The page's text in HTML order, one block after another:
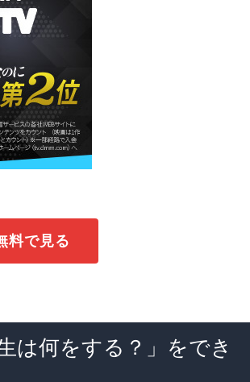
料で見る
は何をする？」をでき